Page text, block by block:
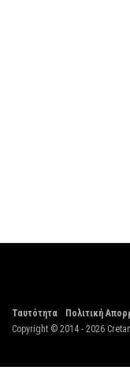
Ταυτότητα Πολιτική
Copyright © 2014 - 2026